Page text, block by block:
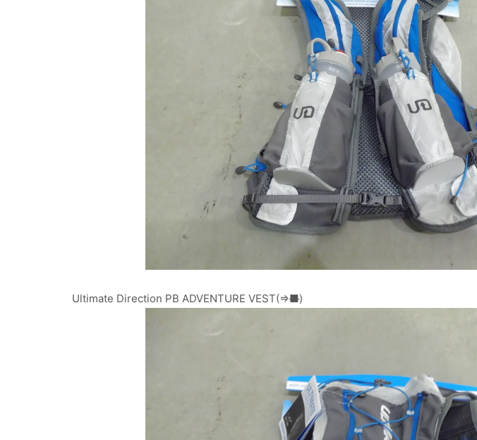
Ultimate Direction PB ADVENTURE VEST(⇒■)